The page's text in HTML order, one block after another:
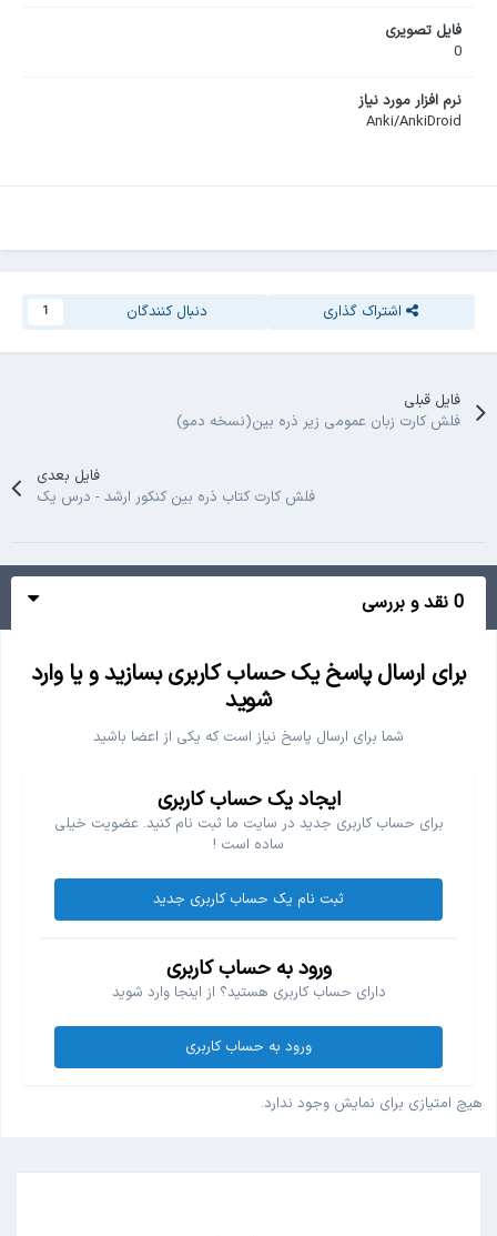
فایل تصویری
0
نرم افزار مورد نیاز
Anki/AnkiDroid
اشتراک گذاری دنبال کنندگان 1
فایل قبلی
فلش کارت زبان عمومی زیر ذره بین(نسخه دمو)
فایل بعدی
فلش کارت کتاب ذره بین کنکور ارشد - درس یک
0 نقد و بررسی
برای ارسال پاسخ یک حساب کاربری بسازید و یا وارد
شوید
شما برای ارسال پاسخ نیاز است که یکی از اعضا باشید
ایجاد یک حساب کاربری
برای حساب کاربری جدید در سایت ما ثبت نام کنید. عضویت خیلی
ساده است !
ثبت نام یک حساب کاربری جدید
ورود به حساب کاربری
دارای حساب کاربری هستید؟ از اینجا وارد شوید
ورود به حساب کاربری
هیچ امتیازی برای نمایش وجود ندارد.